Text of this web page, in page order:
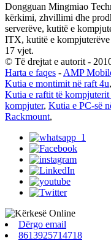
Dongguan Mingmiao
kërkimi, zhvillimi dhe
serverëve, kutitë e
ITX, kutitë e
17 vjet.
© Të drejtat e autorit -
Harta e faqes - AMP
Kutia e montimit në raft 4u,
Kutia e raftit të kompjuterit
kompjuter, Kutia e PC-së
Rackmount,
Dërgo email
8613925714718